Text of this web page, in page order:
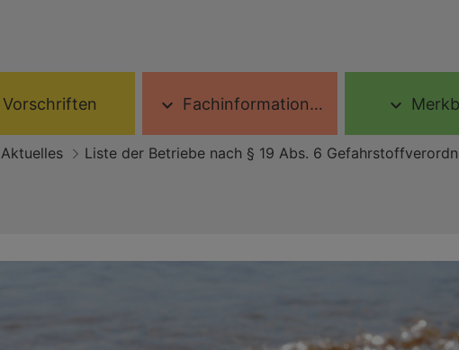
Vorschriften expand_more Fachinformationen expand_more
Aktuelles Liste der Betriebe nach § 19 Abs. 6